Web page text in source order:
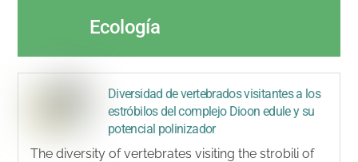
Ecología
Diversidad de vertebrados visitantes a los
estróbilos del complejo Dioon edule y su
potencial polinizador
The diversity of vertebrates visiting the strobili of